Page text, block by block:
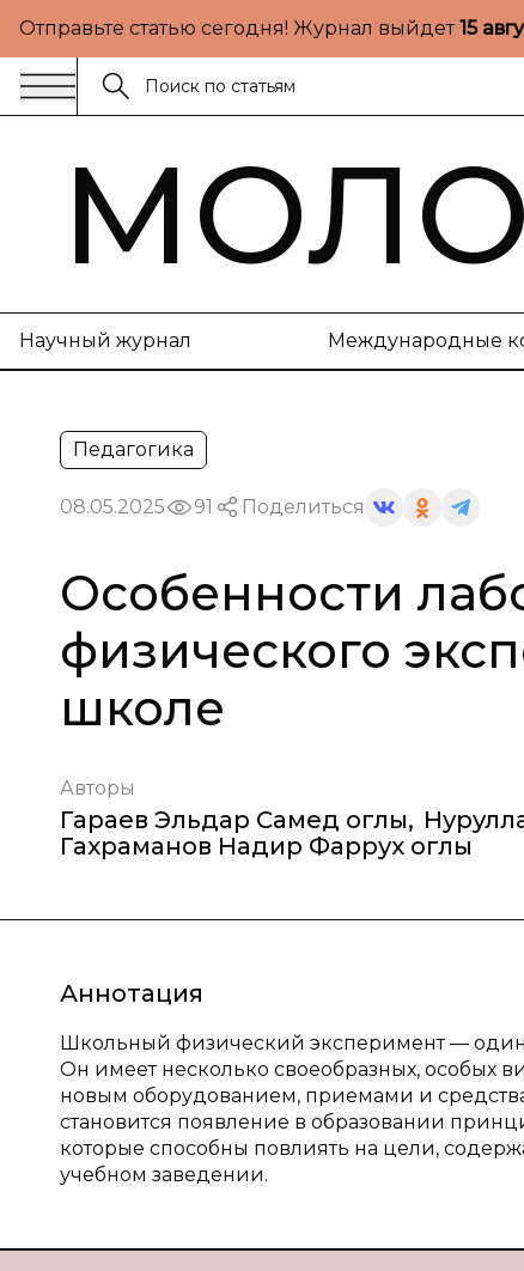
Отправьте статью сегодня! Журнал выйдет15
Научный журнал Международные
Педагогика
08.05.2025 91 Поделиться
Особенности
физического
школе
Авторы
Гараев Эльдар Самед оглы,
Гахраманов Надир Фаррух оглы
Аннотация
Школьный физический эксперимент —
Он имеет несколько своеобразных, особых
новым оборудованием, приемами и
становится появление в образовании
которые способны повлиять на цели,
учебном заведении.